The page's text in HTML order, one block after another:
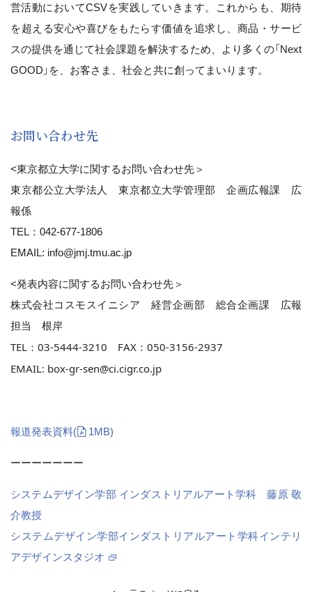
営活動においてCSVを実践していきます。これからも、期待
を超える安心や喜びをもたらす価値を追求し、商品・サービ
スの提供を通じて社会課題を解決するため、より多くの「Next
GOOD」を、お客さま、社会と共に創ってまいります。
お問い合わせ先
<東京都立大学に関するお問い合わせ先＞
東京都公立大学法人 東京都立大学管理部 企画広報課 広
報係
TEL：042-677-1806
EMAIL: info@jmj.tmu.ac.jp
<発表内容に関するお問い合わせ先＞
株式会社コスモスイニシア 経営企画部 総合企画課 広報
担当 根岸
TEL：03-5444-3210 FAX：050-3156-2937
EMAIL: box-gr-sen@ci.cigr.co.jp
報道発表資料( 1MB)
ーーーーーーー
システムデザイン学部 インダストリアルアート学科 藤原 敬
介教授
システムデザイン学部インダストリアルアート学科インテリ
アデザインスタジオ